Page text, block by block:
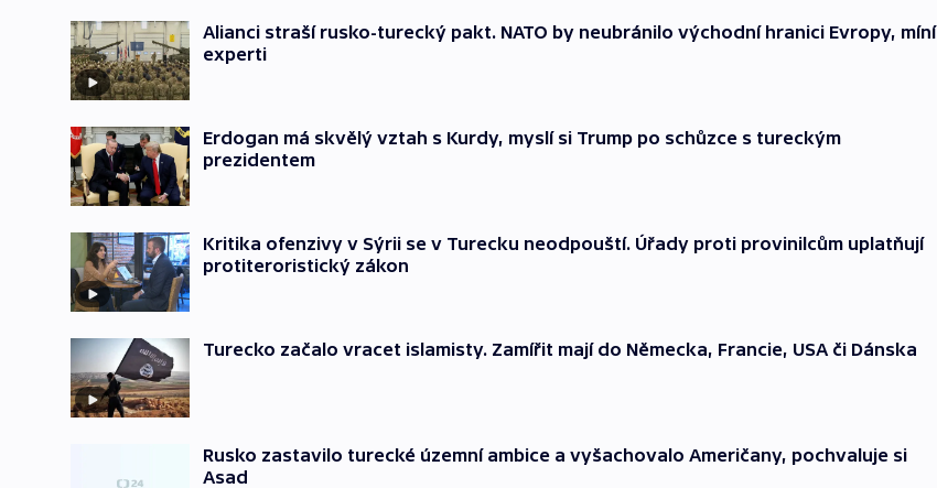
Alianci straší rusko-turecký pakt. NATO by neubránilo východní hranici Evropy, míní
experti
Erdogan má skvělý vztah s Kurdy, myslí si Trump po schůzce s tureckým
prezidentem
Kritika ofenzivy v Sýrii se v Turecku neodpouští. Úřady proti provinilcům uplatňují
protiteroristický zákon
Turecko začalo vracet islamisty. Zamířit mají do Německa, Francie, USA či Dánska
Rusko zastavilo turecké územní ambice a vyšachovalo Američany, pochvaluje si
Asad